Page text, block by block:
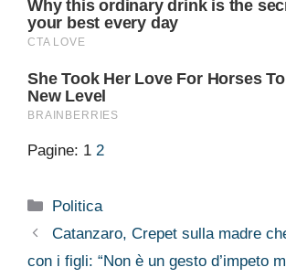
Pagine: 1 2
Categorie
Politica
Catanzaro, Crepet sulla madre
con i figli: “Non è un gesto d’impeto